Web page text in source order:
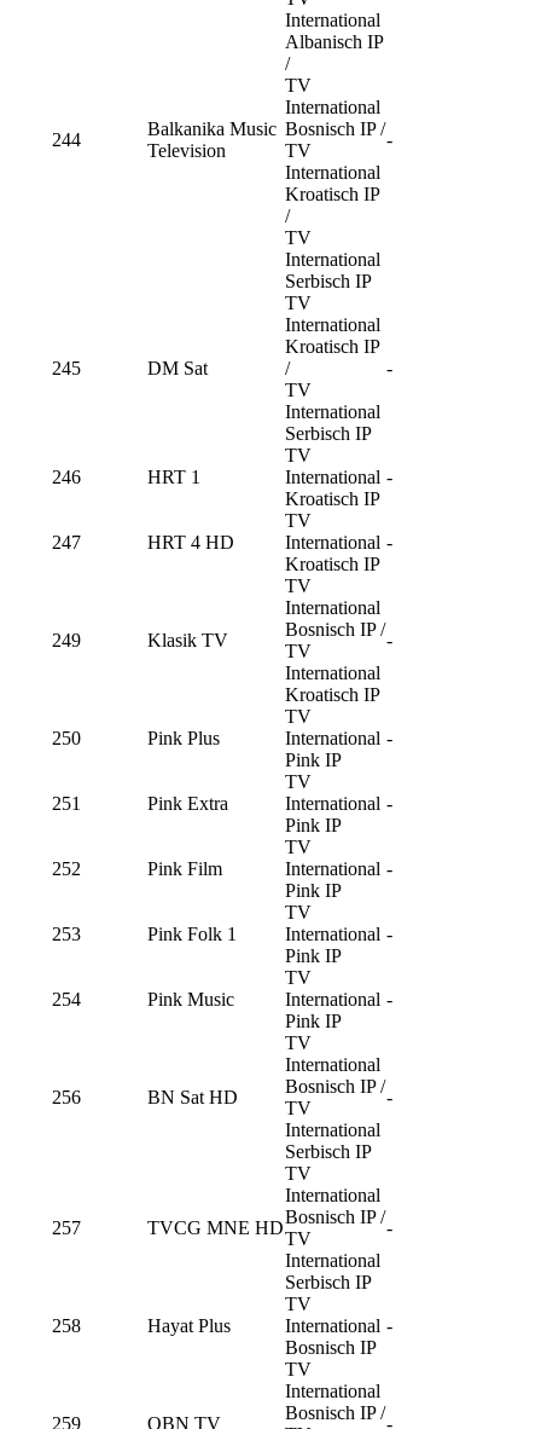
244
Balkanika Music
Television
International
Albanisch IP
/
TV
International
Bosnisch IP /
TV
International
Kroatisch IP
/
TV
International
Serbisch IP
-
245 DM Sat
TV
International
Kroatisch IP
/
TV
International
Serbisch IP
-
246 HRT 1
TV
International
Kroatisch IP
-
247 HRT 4 HD
TV
International
Kroatisch IP
-
249 Klasik TV
TV
International
Bosnisch IP /
TV
International
Kroatisch IP
-
250 Pink Plus
TV
International
Pink IP
-
251 Pink Extra
TV
International
Pink IP
-
252 Pink Film
TV
International
Pink IP
-
253 Pink Folk 1
TV
International
Pink IP
-
254 Pink Music
TV
International
Pink IP
-
256 BN Sat HD
TV
International
Bosnisch IP /
TV
International
Serbisch IP
-
257 TVCG MNE HD
TV
International
Bosnisch IP /
TV
International
Serbisch IP
-
258 Hayat Plus
TV
International
Bosnisch IP
-
259 OBN TV
TV
International
Bosnisch IP /
-